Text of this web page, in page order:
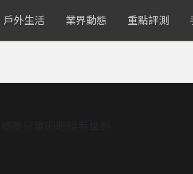
戶外生活 業界動態 重點評測